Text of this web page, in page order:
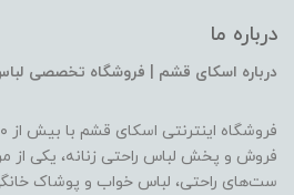
درباره ما
درباره اسکای قشم | فروشگاه تخصصی
فروش و پخش لباس راحتی زنانه، یکی از
ست‌های راحتی، لباس خواب و پوشاک